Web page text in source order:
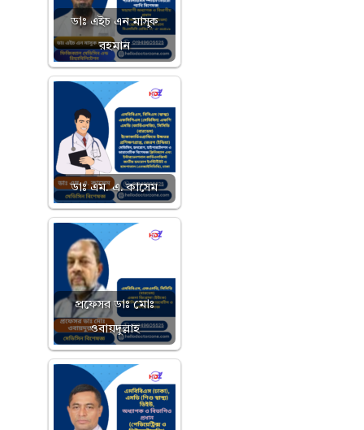
ডাঃ এইচ এন মাসুক
রহমান
ডাঃ এম. এ. কাসেম
প্রফেসর ডাঃ মোঃ
ওবায়দুল্লাহ